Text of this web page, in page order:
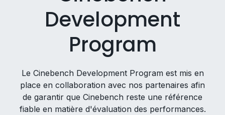
Development
Program
Le Cinebench Development Program est mis en
place en collaboration avec nos partenaires afin
de garantir que Cinebench reste une référence
fiable en matière d'évaluation des performances.